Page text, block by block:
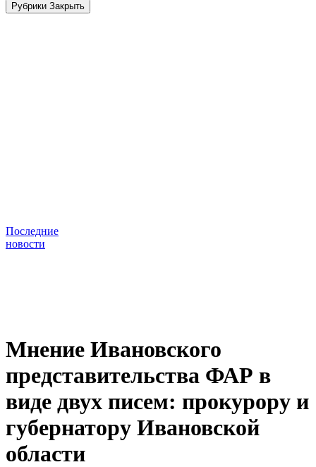
Рубрики Закрыть
Последние
новости
Мнение Ивановского
представительства ФАР в
виде двух писем: прокурору и
губернатору Ивановской
области